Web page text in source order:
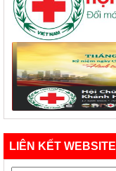
LIÊN KẾT WEBSITE